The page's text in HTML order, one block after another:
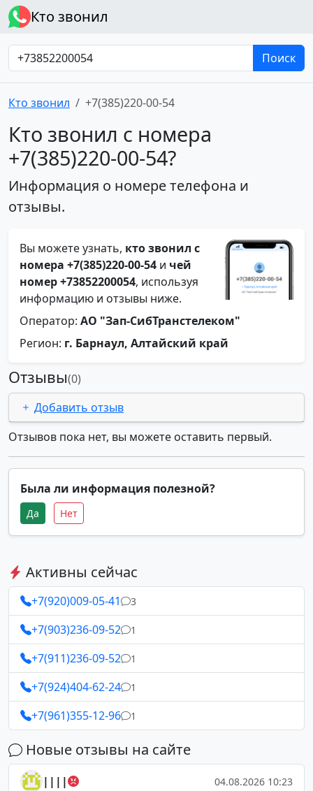
Кто звонил
Поиск
Кто звонил +7(385)220-00-54
Кто звонил с номера
+7(385)220-00-54?
Информация о номере телефона и
отзывы.
Вы можете узнать, кто звонил с
номера +7(385)220-00-54 и чей
номер +73852200054, используя
информацию и отзывы ниже.
Оператор: АО "Зап-СибТранстелеком"
Регион: г. Барнаул, Алтайский край
Отзывы(0)
Добавить отзыв
Отзывов пока нет, вы можете оставить первый.
Была ли информация полезной?
Да Нет
Активны сейчас
+7(920)009-05-41 3
+7(903)236-09-52 1
+7(911)236-09-52 1
+7(924)404-62-24 1
+7(961)355-12-96 1
Новые отзывы на сайте
|||| 04.08.2026 10:23